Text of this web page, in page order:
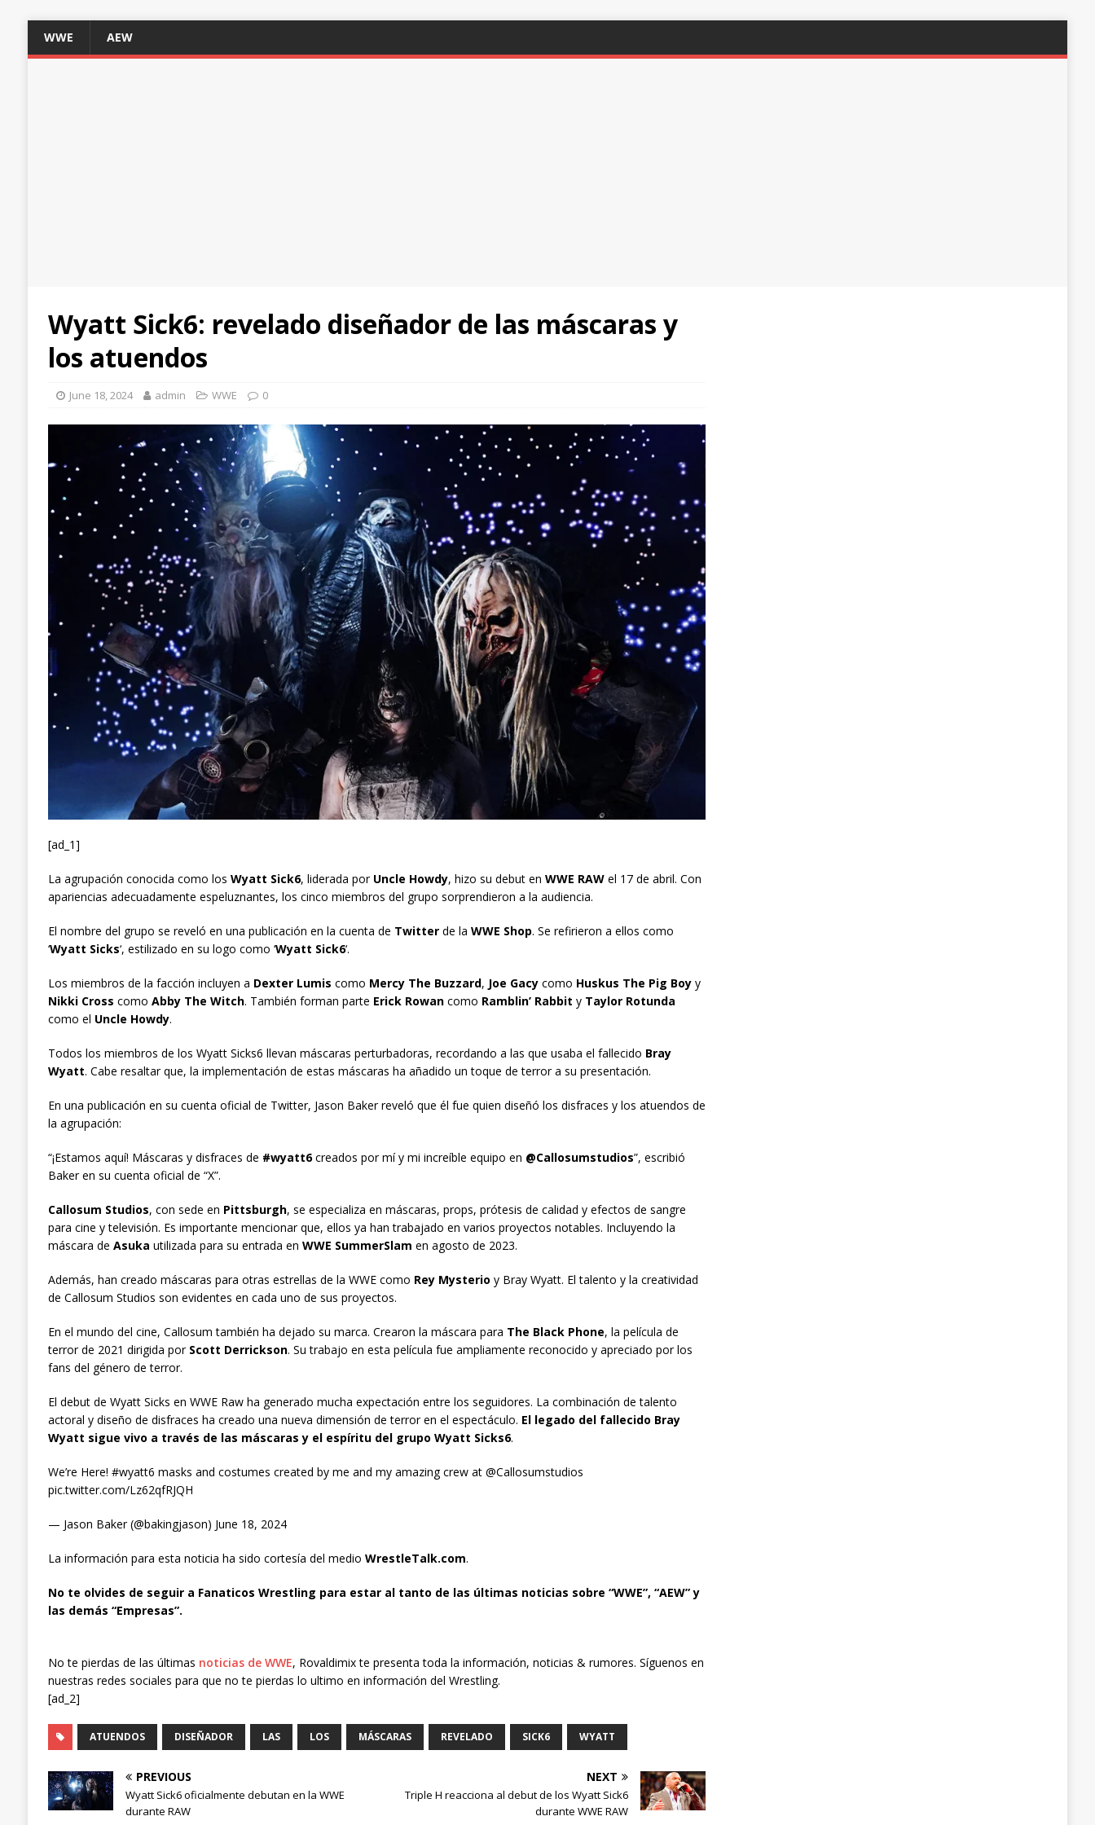
WWE AEW
Wyatt Sick6: revelado diseñador de las máscaras y
los atuendos
June 18, 2024 admin WWE 0
[ad_1]
La agrupación conocida como los Wyatt Sick6, liderada por Uncle Howdy, hizo su debut en WWE RAWel 17 de abril. Con
apariencias adecuadamente espeluznantes, los cinco miembros del grupo sorprendieron a la audiencia.
El nombre del grupo se reveló en una publicación en la cuenta de Twitterde la WWE Shop. Se refirieron a ellos como
‘Wyatt Sicks‘, estilizado en su logo como ‘Wyatt Sick6‘.
Los miembros de la facción incluyen a Dexter Lumis como Mercy The Buzzard, Joe Gacycomo Huskus The Pig Boyy
Nikki Cross como Abby The Witch. También forman parte Erick Rowancomo Ramblin’ Rabbit y Taylor Rotunda
como el Uncle Howdy.
Todos los miembros de los Wyatt Sicks6 llevan máscaras perturbadoras, recordando a las que usaba el fallecido Bray
Wyatt. Cabe resaltar que, la implementación de estas máscaras ha añadido un toque de terror a su presentación.
En una publicación en su cuenta oficial de Twitter, Jason Baker reveló que él fue quien diseñó los disfraces y los atuendos de
la agrupación:
“¡Estamos aquí! Máscaras y disfraces de #wyatt6creados por mí y mi increíble equipo en @Callosumstudios”, escribió
Baker en su cuenta oficial de “X”.
Callosum Studios, con sede en Pittsburgh, se especializa en máscaras, props, prótesis de calidad y efectos de sangre
para cine y televisión. Es importante mencionar que, ellos ya han trabajado en varios proyectos notables. Incluyendo la
máscara de Asuka utilizada para su entrada en WWE SummerSlam en agosto de 2023.
Además, han creado máscaras para otras estrellas de la WWE como Rey Mysterio y Bray Wyatt. El talento y la creatividad
de Callosum Studios son evidentes en cada uno de sus proyectos.
En el mundo del cine, Callosum también ha dejado su marca. Crearon la máscara para The Black Phone, la película de
terror de 2021 dirigida por Scott Derrickson. Su trabajo en esta película fue ampliamente reconocido y apreciado por los
fans del género de terror.
El debut de Wyatt Sicks en WWE Raw ha generado mucha expectación entre los seguidores. La combinación de talento
actoral y diseño de disfraces ha creado una nueva dimensión de terror en el espectáculo. El legado del fallecido Bray
Wyatt sigue vivo a través de las máscaras y el espíritu del grupo Wyatt Sicks6.
We’re Here! #wyatt6 masks and costumes created by me and my amazing crew at @Callosumstudios
pic.twitter.com/Lz62qfRJQH
— Jason Baker (@bakingjason) June 18, 2024
La información para esta noticia ha sido cortesía del medio WrestleTalk.com.
No te olvides de seguir a Fanaticos Wrestling para estar al tanto de las últimas noticias sobre “WWE”, “AEW” y
las demás “Empresas”.
No te pierdas de las últimas noticias de WWE, Rovaldimix te presenta toda la información, noticias & rumores. Síguenos en
nuestras redes sociales para que no te pierdas lo ultimo en información del Wrestling.
[ad_2]
ATUENDOS DISEÑADOR LAS LOS MÁSCARAS REVELADO SICK6 WYATT
PREVIOUS
Wyatt Sick6 oficialmente debutan en la WWE
durante RAW
NEXT
Triple H reacciona al debut de los Wyatt Sick6
durante WWE RAW